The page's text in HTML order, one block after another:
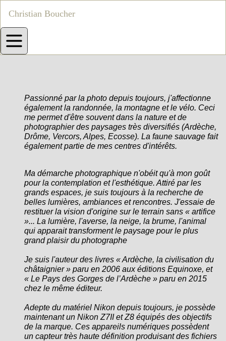
Christian Boucher
Passionné par la photo depuis toujours, j'affectionne
également la randonnée, la montagne et le vélo. Ceci
me permet d'être souvent dans la nature et de
photographier des paysages très diversifiés (Ardèche,
Drôme, Vercors, Alpes, Ecosse). La faune sauvage fait
également partie de mes centres d'intérêts.
Ma démarche photographique n'obéit qu'à mon goût
pour la contemplation et l'esthétique. Attiré par les
grands espaces, je suis toujours à la recherche de
belles lumières, ambiances et rencontres. J'essaie de
restituer la vision d'origine sur le terrain sans « artifice
»... La lumière, l'averse, la neige, la brume, l'animal
qui apparait transforment le paysage pour le plus
grand plaisir du photographe
Je suis l'auteur des livres « Ardèche, la civilisation du
châtaignier » paru en 2006 aux éditions Equinoxe, et
« Le Pays des Gorges de l’Ardèche » paru en 2015
chez le même éditeur.
Adepte du matériel Nikon depuis toujours, je possède
maintenant un Nikon Z7II et Z8 équipés des objectifs
de la marque. Ces appareils numériques possèdent
un capteur très haute définition produisant des fichiers